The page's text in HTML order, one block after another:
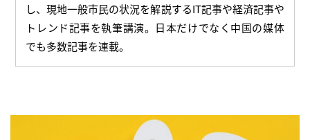
し、現地一般市民の状況を解説するIT記事や経済記事や
トレンド記事を執筆講演。日本だけでなく中国の媒体
でも多数記事を連載。